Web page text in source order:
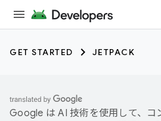
GET STARTED JETPACK
Google は AI 技術を使用して、コ